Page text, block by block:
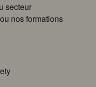
secteur
nos formations